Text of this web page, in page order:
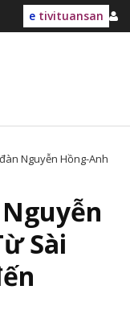
e tivituansan
Nguyễn Hồng-Anh
Sài